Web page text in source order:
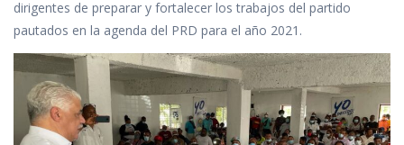
dirigentes de preparar y fortalecer los trabajos del partido
pautados en la agenda del PRD para el año 2021.